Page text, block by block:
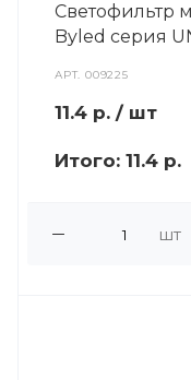
Светофильтр
Byled серия
АРТ.009225
11.4 р. / шт
Итого: 11.4 р.
шт